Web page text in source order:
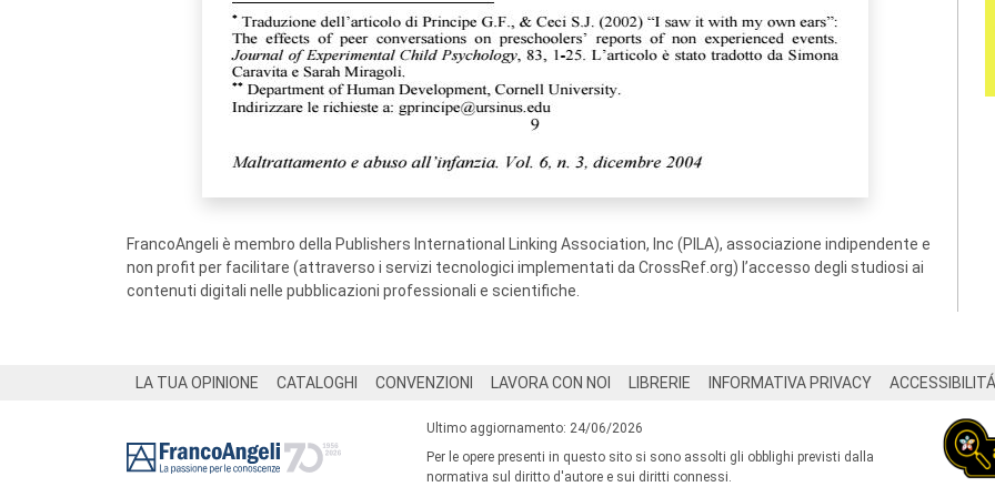
FrancoAngeli è membro della Publishers International Linking Association, Inc (PILA), associazione indipendente e
non profit per facilitare (attraverso i servizi tecnologici implementati da CrossRef.org) l’accesso degli studiosi ai
contenuti digitali nelle pubblicazioni professionali e scientifiche.
LA TUA OPINIONE CATALOGHI CONVENZIONI LAVORA CON NOI LIBRERIE INFORMATIVA PRIVACY ACCESSIBILITÁ
Ultimo aggiornamento: 24/06/2026
Per le opere presenti in questo sito si sono assolti gli obblighi previsti dalla
normativa sul diritto d'autore e sui diritti connessi.